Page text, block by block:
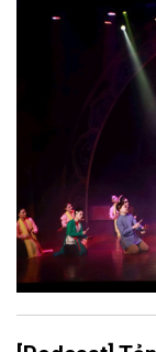
thể kể một câu
Nhưng trong kỷ
bao nhiêu di sản,
ức, mà là làm thế
phát triển, thành
thành năng lực